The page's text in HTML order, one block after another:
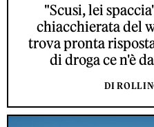
"Scusi, lei
chiacchierata del
trova pronta
di droga ce n'è
DI